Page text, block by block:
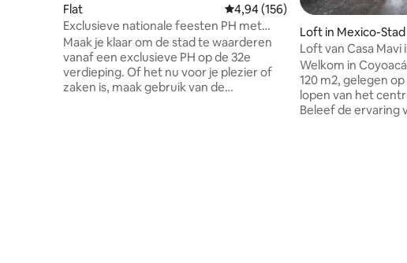
Flat Gemiddelde beoordeling van 4,94
4,94 (156)
Exclusieve nationale feesten PH met
voorzieningen
Maak je klaar om de stad te waarderen
vanaf een exclusieve PH op de 32e
verdieping. Of het nu voor je plezier of
zaken is, maak gebruik van de
Loft in Mexico-Stad
Loft van Casa Mavi
Welkom in Coyoacán! Geweldige loft
120 m2, gelegen
lopen van het
Beleef de ervaring